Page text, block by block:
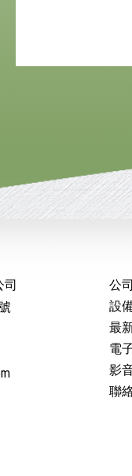
司
公
設
最
電
影
聯